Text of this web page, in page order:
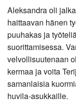
Aleksandra oli
haittaavan hänen
puuhakas ja
suorittamisessa.
velvollisuutenaan
kermaa ja voita
samanlaisia
huvila-asukkaille.